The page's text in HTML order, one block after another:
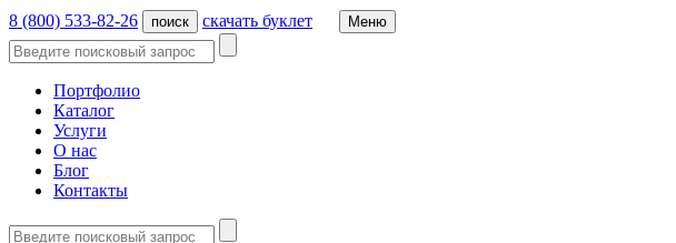
8 (800) 533-82-26 поиск cкачать буклет Меню
Портфолио
Каталог
Услуги
О нас
Блог
Контакты